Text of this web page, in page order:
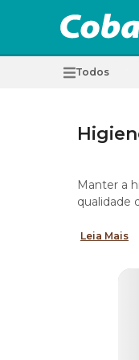
Todos
Manter a
qualidade
Na
Leia Mais